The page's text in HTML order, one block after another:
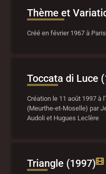
Thème et
Créé en février 1967 à
Toccata di Luce
Création le 11 août 1997 à
(Meurthe-et-Moselle) par
Audoli et Hugues Leclère
Triangle (1997)